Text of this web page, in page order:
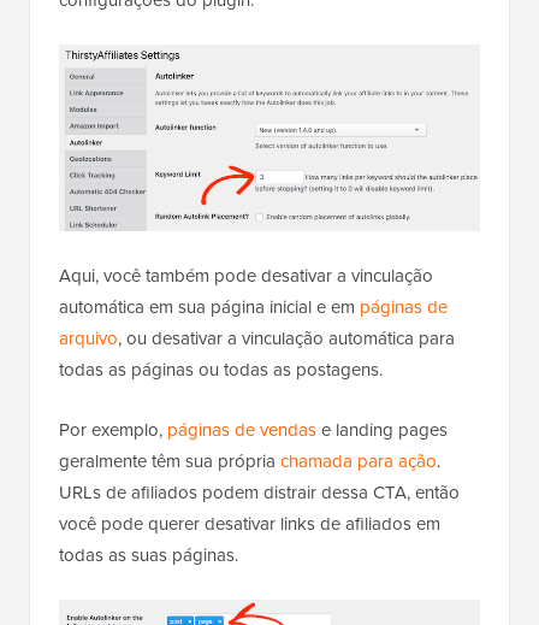
Aqui, você também pode desativar a vinculação
automática em sua página inicial e em páginas de
arquivo, ou desativar a vinculação automática para
todas as páginas ou todas as postagens.
Por exemplo, páginas de vendase landing pages
geralmente têm sua própria chamada para ação.
URLs de afiliados podem distrair dessa CTA, então
você pode querer desativar links de afiliados em
todas as suas páginas.